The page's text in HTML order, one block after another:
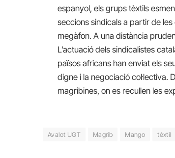
espanyol, els grups tèxtils
seccions sindicals a partir de
megàfon. A una distància
L’actuació dels sindicalistes
països africans han enviat els
digne i la negociació col·lectiva.
magribines, on es recullen les
Avalot UGT Magrib Mango tèxtil